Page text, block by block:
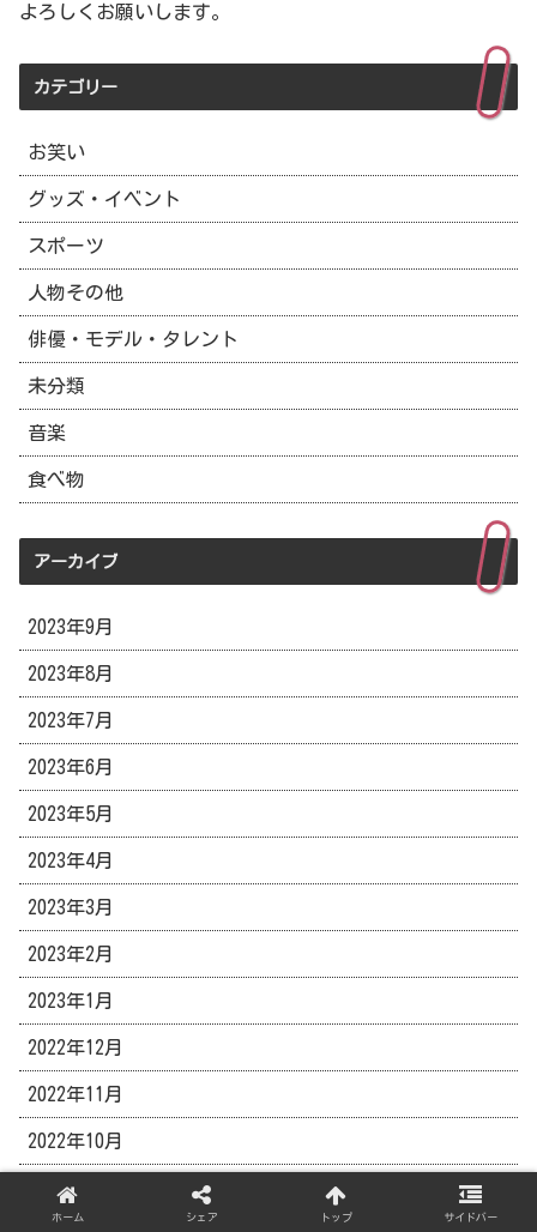
よろしくお願いします。
カテゴリー
お笑い
グッズ・イベント
スポーツ
人物その他
俳優・モデル・タレント
未分類
音楽
食べ物
アーカイブ
2023年9月
2023年8月
2023年7月
2023年6月
2023年5月
2023年4月
2023年3月
2023年2月
2023年1月
2022年12月
2022年11月
2022年10月
2022年9月
ホーム シェア トップ サイドバー